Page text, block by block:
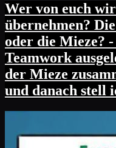
Wer von euch
übernehmen?
oder die Mieze?
Teamwork
der Mieze
und danach stell